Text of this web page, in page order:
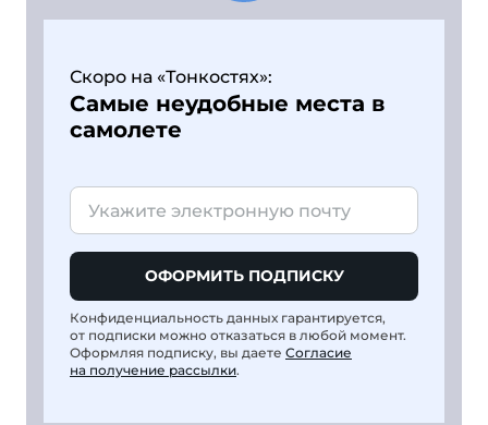
Скоро на «Тонкостях»:
Самые неудобные места в
самолете
ОФОРМИТЬ ПОДПИСКУ
Конфиденциальность данных гарантируется,
от подписки можно отказаться в любой момент.
Оформляя подписку, вы даете Согласие
на получение рассылки.